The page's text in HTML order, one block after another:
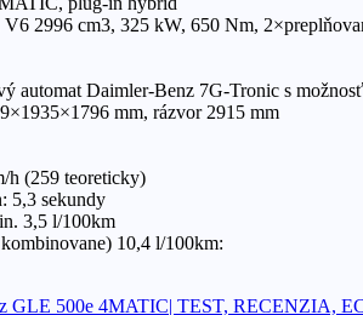
V6 2996 cm3, 325 kW, 650 Nm,
automat Daimler-Benz 7G-Tronic s
mm, rázvor 2915 mm
h (259 teoreticky)
5,3 sekundy
3,5 l/100km
10,4 l/100km: